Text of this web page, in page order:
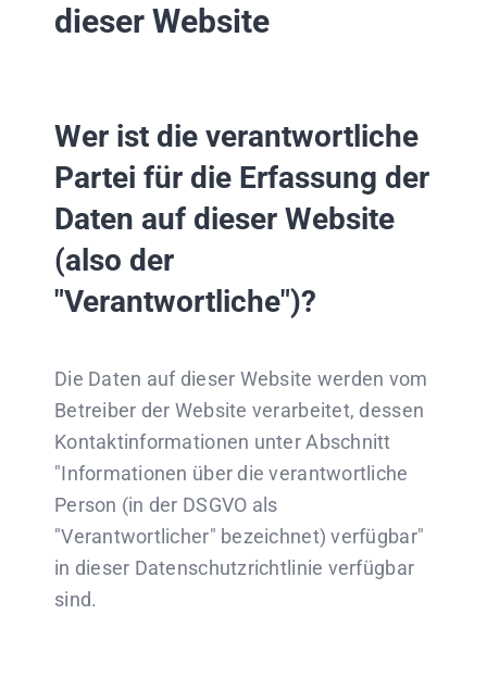
dieser Website
Wer ist die verantwortliche
Partei für die Erfassung der
Daten auf dieser Website
(also der
"Verantwortliche")?
Die Daten auf dieser Website werden vom
Betreiber der Website verarbeitet, dessen
Kontaktinformationen unter Abschnitt
"Informationen über die verantwortliche
Person (in der DSGVO als
"Verantwortlicher" bezeichnet) verfügbar"
in dieser Datenschutzrichtlinie verfügbar
sind.